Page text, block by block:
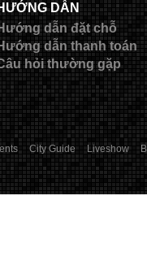
DẪN
dẫn đặt chỗ
dẫn thanh toán
hỏi thường gặp
City Guide Liveshow